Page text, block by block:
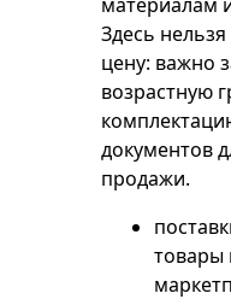
Здесь
цену: важно
возрастную
документов
продажи.
товары